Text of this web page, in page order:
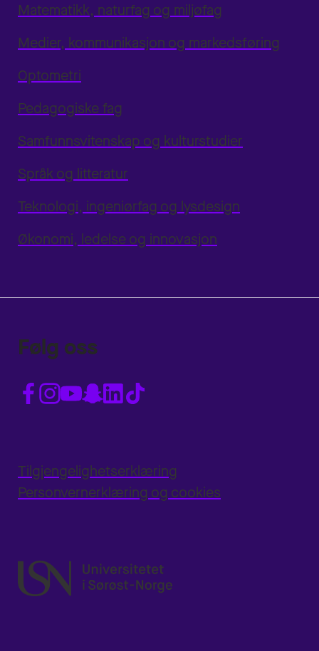
Matematikk, naturfag og miljøfag
Medier, kommunikasjon og markedsføring
Optometri
Pedagogiske fag
Samfunnsvitenskap og kulturstudier
Språk og litteratur
Teknologi, ingeniørfag og lysdesign
Økonomi, ledelse og innovasjon
Følg oss
Tilgjengelighetserklæring
Personvernerklæring og cookies